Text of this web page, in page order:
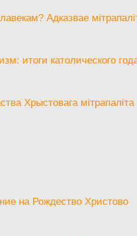
Адказвае
итоги католического
Хрыстовага мітрапаліта
на Рождество Христово